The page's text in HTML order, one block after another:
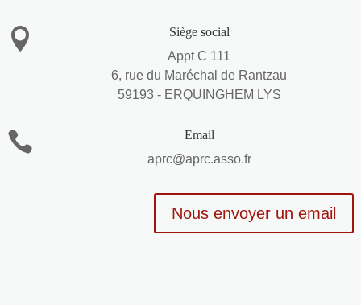

Siège social
Appt C 111
6, rue du Maréchal de Rantzau
59193 - ERQUINGHEM LYS

Email
aprc@aprc.asso.fr
Nous envoyer un email